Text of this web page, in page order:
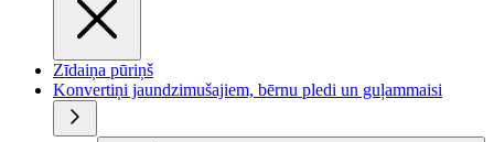
Zīdaiņa pūriņš
Konvertiņi jaundzimušajiem, bērnu pledi un guļammaisi